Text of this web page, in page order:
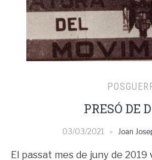
PRESÓ DE
03/03/2021 Joan
El passat mes de juny de